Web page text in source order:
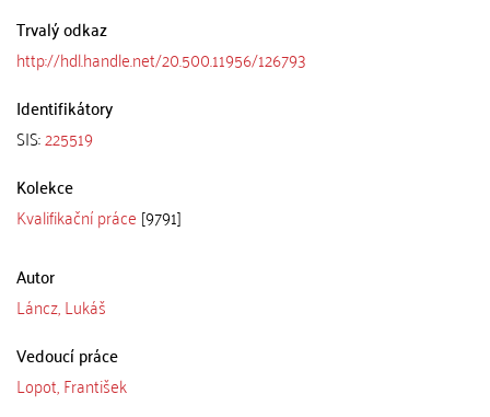
Trvalý odkaz
http://hdl.handle.net/20.500.11956/126793
Identifikátory
SIS:225519
Kolekce
Kvalifikační práce [9791]
Autor
Láncz, Lukáš
Vedoucí práce
Lopot, František